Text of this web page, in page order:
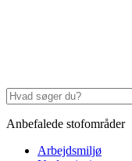
Anbefalede stofområder
Arbejdsmiljø